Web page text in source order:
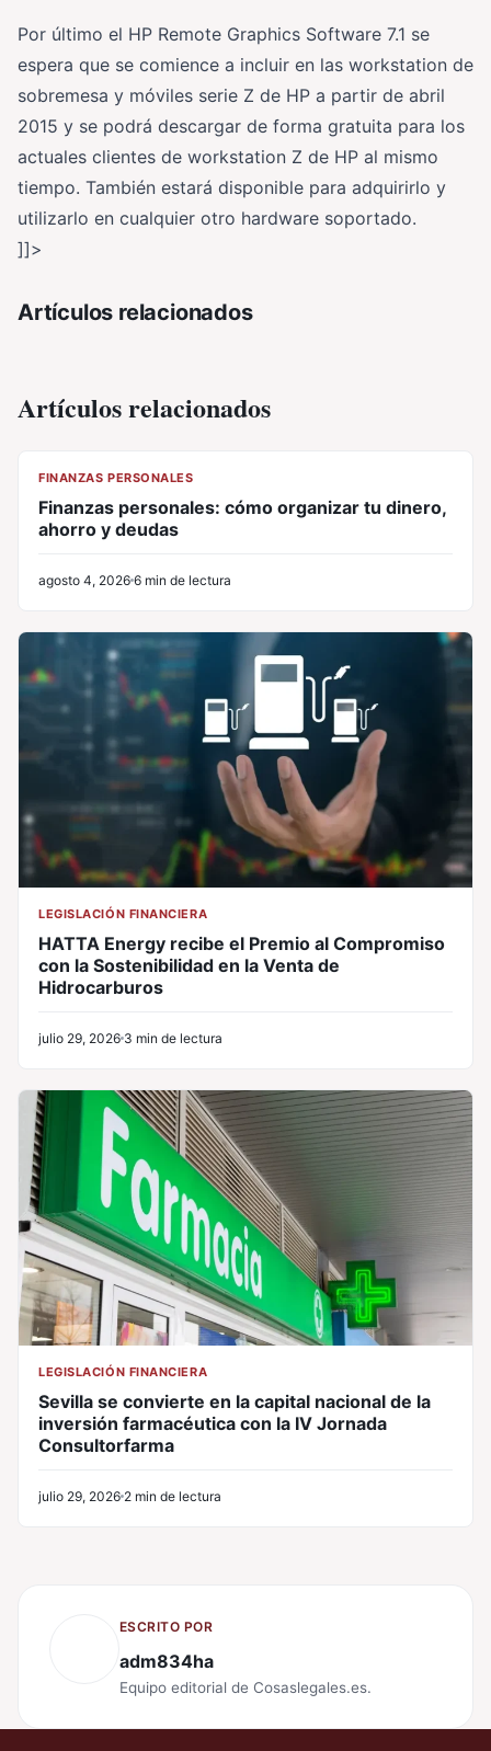
Por último el HP Remote Graphics Software 7.1 se
espera que se comience a incluir en las workstation de
sobremesa y móviles serie Z de HP a partir de abril
2015 y se podrá descargar de forma gratuita para los
actuales clientes de workstation Z de HP al mismo
tiempo. También estará disponible para adquirirlo y
utilizarlo en cualquier otro hardware soportado.
]]>
Artículos relacionados
Artículos relacionados
FINANZAS PERSONALES
Finanzas personales: cómo organizar tu dinero,
ahorro y deudas
agosto 4, 2026 6 min de lectura
LEGISLACIÓN FINANCIERA
HATTA Energy recibe el Premio al Compromiso
con la Sostenibilidad en la Venta de
Hidrocarburos
julio 29, 2026 3 min de lectura
LEGISLACIÓN FINANCIERA
Sevilla se convierte en la capital nacional de la
inversión farmacéutica con la IV Jornada
Consultorfarma
julio 29, 2026 2 min de lectura
ESCRITO POR
adm834ha
Equipo editorial de Cosaslegales.es.